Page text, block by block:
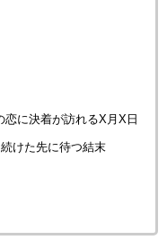
恋に決着が訪れるX月X日
けた先に待つ結末